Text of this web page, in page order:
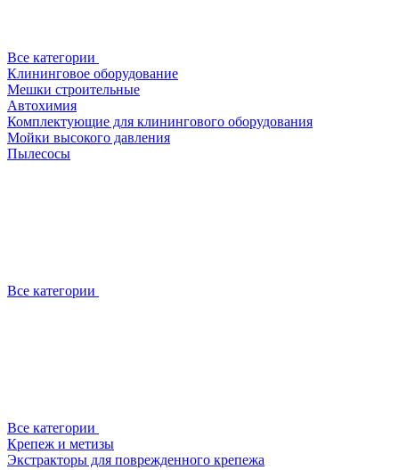
Все категории
Клининговое оборудование
Мешки строительные
Автохимия
Комплектующие для клинингового оборудования
Мойки высокого давления
Пылесосы
Все категории
Все категории
Крепеж и метизы
Экстракторы для поврежденного крепежа